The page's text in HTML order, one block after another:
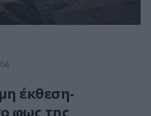
έκθεση-